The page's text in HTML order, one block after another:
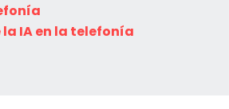
IA en la telefonía